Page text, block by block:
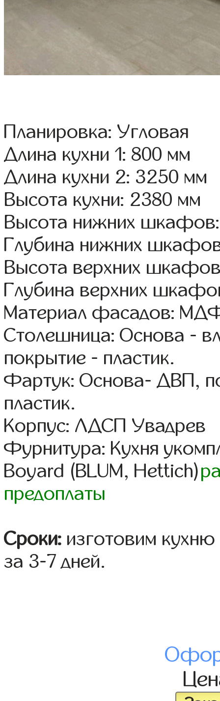
Планировка: Угловая
Длина кухни 1: 800 мм
Длина кухни 2: 3250 мм
Высота кухни: 2380 мм
Высота нижних
Глубина нижних
Высота верхних
Глубина верхних
Материал фасадов:
Столешница: Основа -
покрытие - пластик.
Фартук: Основа- ДВП,
пластик.
Корпус: ЛДСП Увадрев
Фурнитура: Кухня
Boyard (BLUM, Hettich)
предоплаты
Сроки: изготовим
за 3-7 дней.